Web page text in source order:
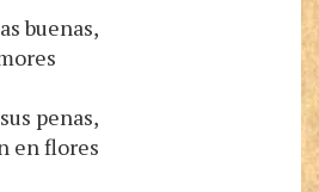
buenas,
penas,
en flores